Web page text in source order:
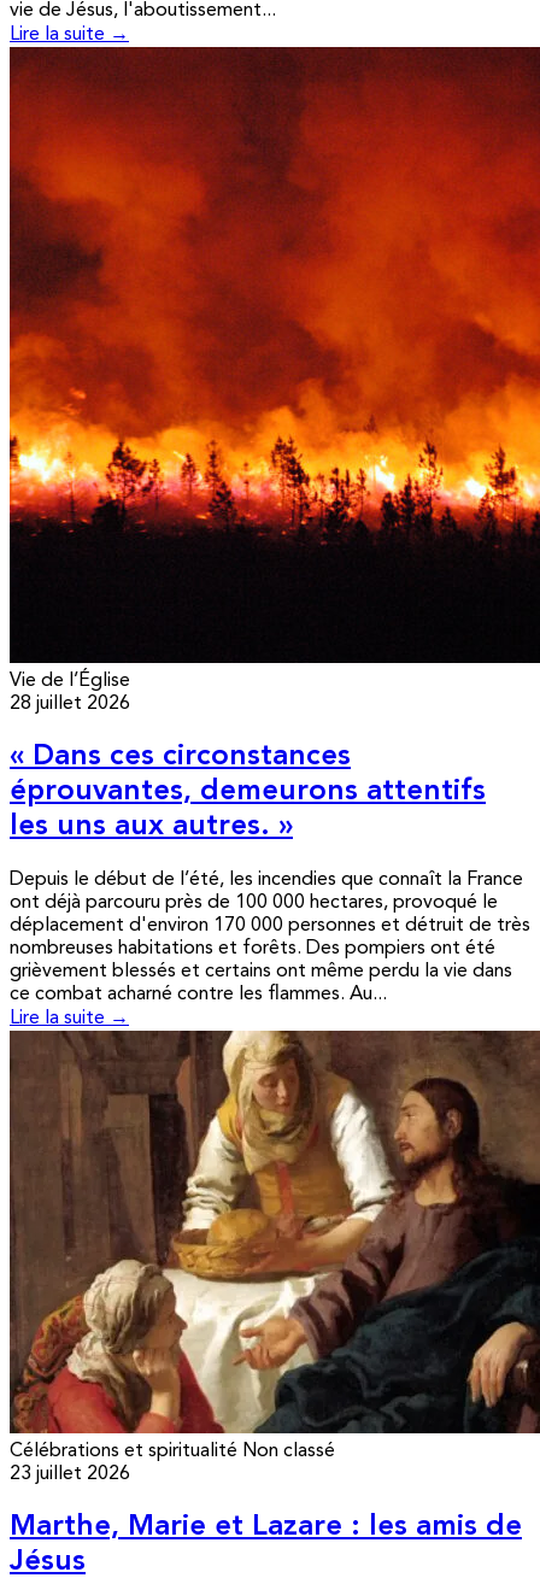
vie de Jésus, l'aboutissement...
Lire la suite →
Vie de l’Église
28 juillet 2026
« Dans ces circonstances
éprouvantes, demeurons attentifs
les uns aux autres. »
Depuis le début de l’été, les incendies que connaît la France
ont déjà parcouru près de 100 000 hectares, provoqué le
déplacement d'environ 170 000 personnes et détruit de très
nombreuses habitations et forêts. Des pompiers ont été
grièvement blessés et certains ont même perdu la vie dans
ce combat acharné contre les flammes. Au...
Lire la suite →
Célébrations et spiritualité Non classé
23 juillet 2026
Marthe, Marie et Lazare : les amis de
Jésus